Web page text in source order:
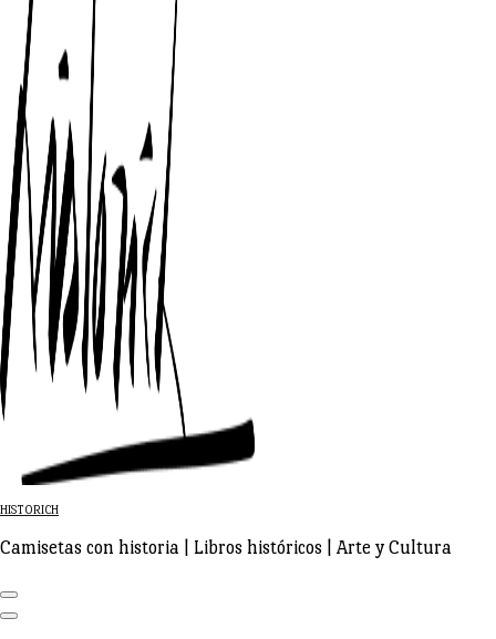
HISTORICH
Camisetas con historia | Libros históricos | Arte y Cultura